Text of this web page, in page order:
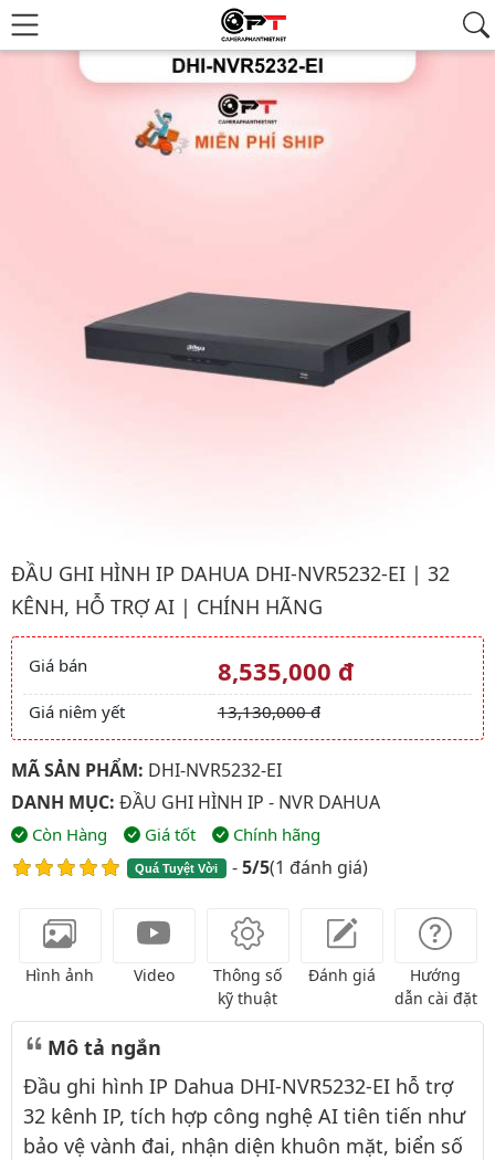
Hình ảnh đại diện của sản phẩm Đầu ghi hình IP Dahua DHI-
ĐẦU GHI HÌNH IP DAHUA DHI-NVR5232-EI | 32
KÊNH, HỖ TRỢ AI | CHÍNH HÃNG
Giá và khuyến mãi
Giá bán 8,535,000 đ
Giá niêm yết 13,130,000 đ
MÃ SẢN PHẨM: DHI-NVR5232-EI
DANH MỤC: ĐẦU GHI HÌNH IP - NVR DAHUA
Còn Hàng Giá tốt Chính hãng
Quá Tuyệt Vời -5/5(1 đánh giá)
Hình ảnh Video
Thông số
kỹ thuật
Đánh giá
Hướng
dẫn cài đặt
Mô tả ngắn
Đầu ghi hình IP Dahua DHI-NVR5232-EI hỗ trợ
32 kênh IP, tích hợp công nghệ AI tiên tiến như
bảo vệ vành đai, nhận diện khuôn mặt, biển số